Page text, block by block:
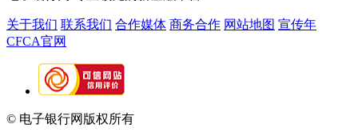
关于我们 联系我们 合作媒体 商务合作 网站地图 宣传年
CFCA官网
© 电子银行网版权所有